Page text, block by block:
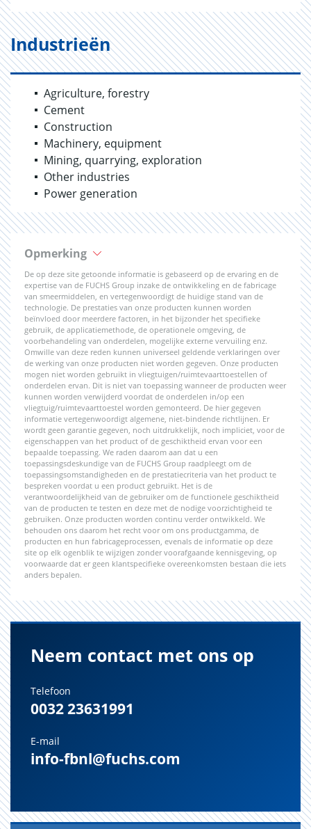
Industrieën
Agriculture, forestry
Cement
Construction
Machinery, equipment
Mining, quarrying, exploration
Other industries
Power generation
Opmerking
De op deze site getoonde informatie is gebaseerd op de ervaring en de
expertise van de FUCHS Group inzake de ontwikkeling en de fabricage
van smeermiddelen, en vertegenwoordigt de huidige stand van de
technologie. De prestaties van onze producten kunnen worden
beïnvloed door meerdere factoren, in het bijzonder het specifieke
gebruik, de applicatiemethode, de operationele omgeving, de
voorbehandeling van onderdelen, mogelijke externe vervuiling enz.
Omwille van deze reden kunnen universeel geldende verklaringen over
de werking van onze producten niet worden gegeven. Onze producten
mogen niet worden gebruikt in vliegtuigen/ruimtevaarttoestellen of
onderdelen ervan. Dit is niet van toepassing wanneer de producten weer
kunnen worden verwijderd voordat de onderdelen in/op een
vliegtuig/ruimtevaarttoestel worden gemonteerd. De hier gegeven
informatie vertegenwoordigt algemene, niet-bindende richtlijnen. Er
wordt geen garantie gegeven, noch uitdrukkelijk, noch impliciet, voor de
eigenschappen van het product of de geschiktheid ervan voor een
bepaalde toepassing. We raden daarom aan dat u een
toepassingsdeskundige van de FUCHS Group raadpleegt om de
toepassingsomstandigheden en de prestatiecriteria van het product te
bespreken voordat u een product gebruikt. Het is de
verantwoordelijkheid van de gebruiker om de functionele geschiktheid
van de producten te testen en deze met de nodige voorzichtigheid te
gebruiken. Onze producten worden continu verder ontwikkeld. We
behouden ons daarom het recht voor om ons productgamma, de
producten en hun fabricageprocessen, evenals de informatie op deze
site op elk ogenblik te wijzigen zonder voorafgaande kennisgeving, op
voorwaarde dat er geen klantspecifieke overeenkomsten bestaan die iets
anders bepalen.
Neem contact met ons op
Telefoon
0032 23631991
E-mail
info-fbnl@fuchs.com